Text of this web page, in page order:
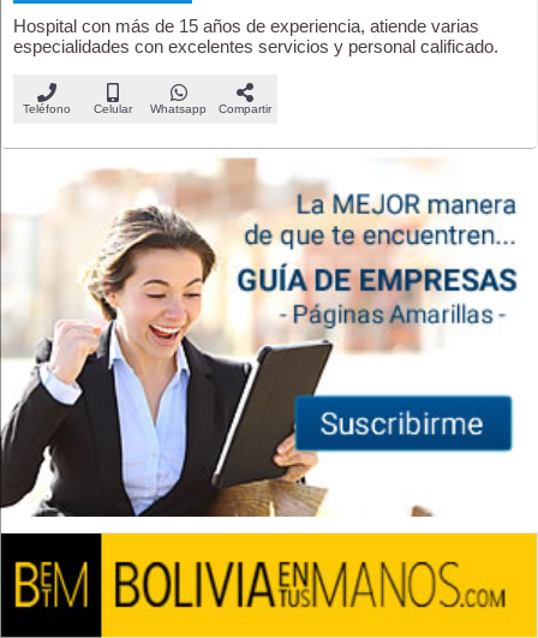
Hospital con más de 15 años de experiencia, atiende varias
especialidades con excelentes servicios y personal calificado.
Teléfono Celular Whatsapp Compartir